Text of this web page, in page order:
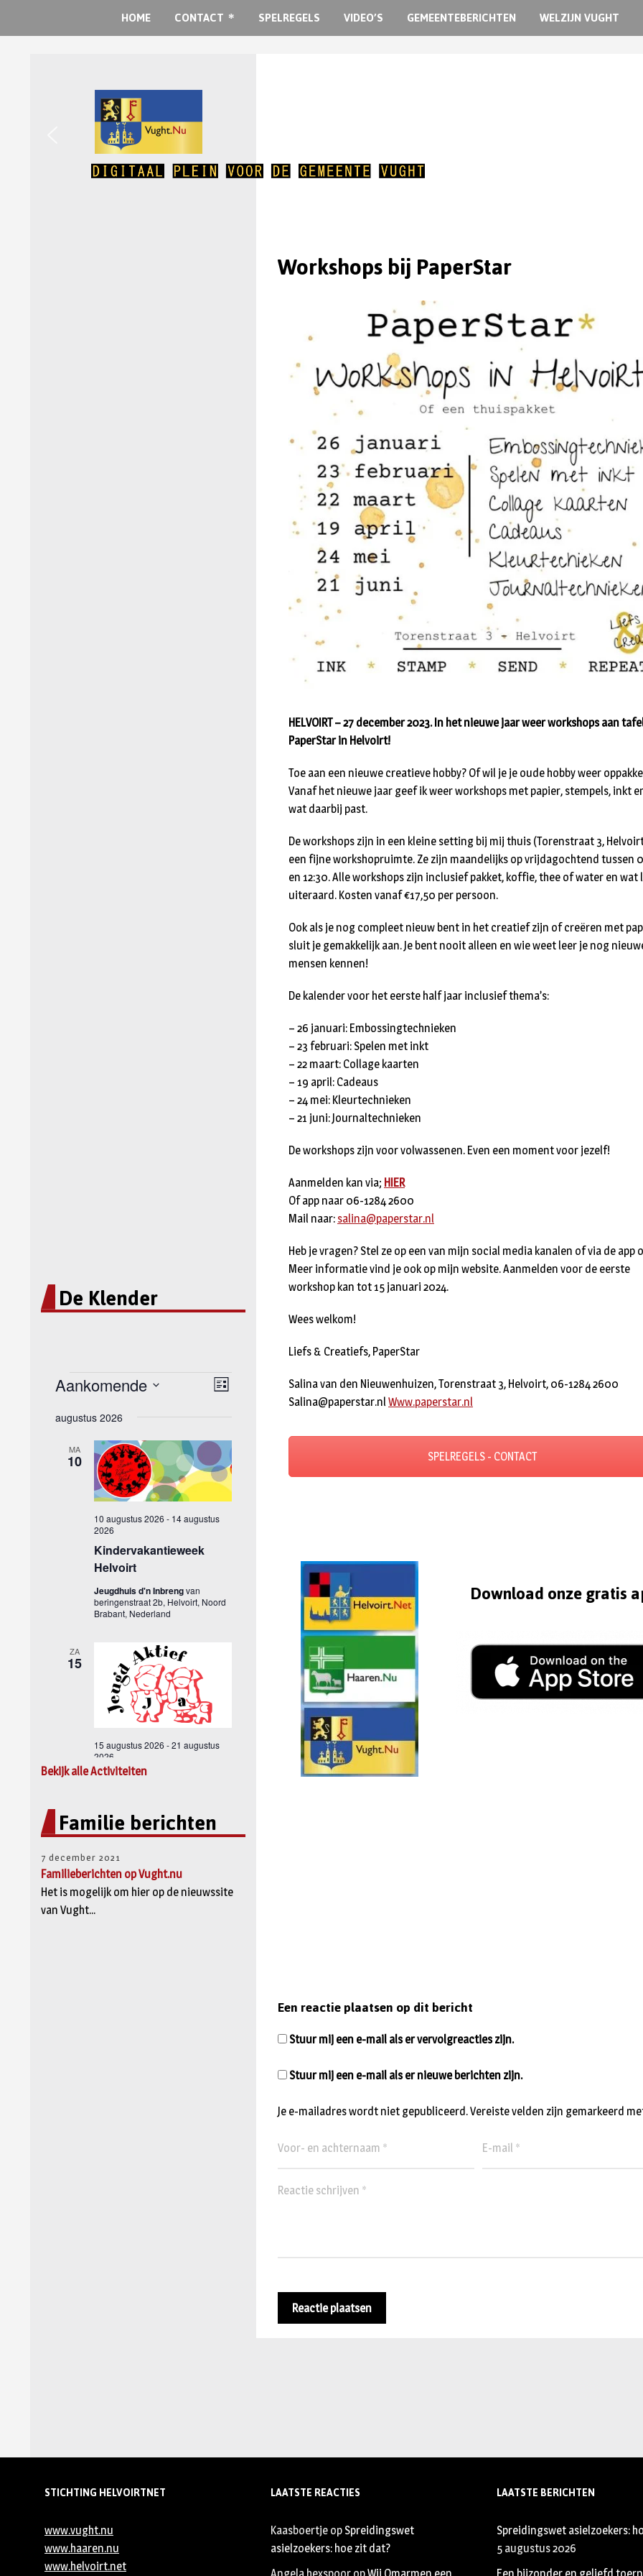
HOME CONTACT SPELREGELS VIDEO’S GEMEENTEBERICHTEN WELZIJN VUGHT
De Klender
Bekijk alle Activiteiten
Familie berichten
7 december 2021
Familieberichten op Vught.nu
Het is mogelijk om hier op de nieuwssite
van Vught...
Workshops bij PaperStar
HELVOIRT – 27 december 2023. In het nieuwe jaar weer workshops aan
PaperStar in Helvoirt!
Toe aan een nieuwe creatieve hobby? Of wil je je oude hobby weer
Vanaf het nieuwe jaar geef ik weer workshops met papier, stempels, inkt
wat daarbij past.
De workshops zijn in een kleine setting bij mij thuis (Torenstraat 3,
een fijne workshopruimte. Ze zijn maandelijks op vrijdagochtend tussen
en 12:30. Alle workshops zijn inclusief pakket, koffie, thee of water en wat
uiteraard. Kosten vanaf €17,50 per persoon.
Ook als je nog compleet nieuw bent in het creatief zijn of creëren met
sluit je gemakkelijk aan. Je bent nooit alleen en wie weet leer je nog
mensen kennen!
De kalender voor het eerste half jaar inclusief thema’s:
– 26 januari: Embossingtechnieken
– 23 februari: Spelen met inkt
– 22 maart: Collage kaarten
– 19 april: Cadeaus
– 24 mei: Kleurtechnieken
– 21 juni: Journaltechnieken
De workshops zijn voor volwassenen. Even een moment voor jezelf!
Aanmelden kan via; HIER
Of app naar 06-1284 2600
Mail naar: salina@paperstar.nl
Heb je vragen? Stel ze op een van mijn social media kanalen of via de app
Meer informatie vind je ook op mijn website. Aanmelden voor de eerste
workshop kan tot 15 januari 2024.
Wees welkom!
Liefs & Creatiefs, PaperStar
Salina van den Nieuwenhuizen, Torenstraat 3, Helvoirt, 06-1284 2600
Salina@paperstar.nl Www.paperstar.nl
SPELREGELS - CONTACT
Download onze gratis
Een reactie plaatsen op dit bericht
Je e-mailadres wordt niet gepubliceerd.Vereiste velden zijn gemarkeerd
Stuur mij een e-mail als er vervolgreacties zijn.
Stuur mij een e-mail als er nieuwe berichten zijn.
STICHTING HELVOIRTNET
www.vught.nu
www.haaren.nu
www.helvoirt.net
LAATSTE REACTIES
Kaasboertje op Spreidingswet
asielzoekers: hoe zit dat?
LAATSTE BERICHTEN
Spreidingswet asielzoekers:
5 augustus 2026